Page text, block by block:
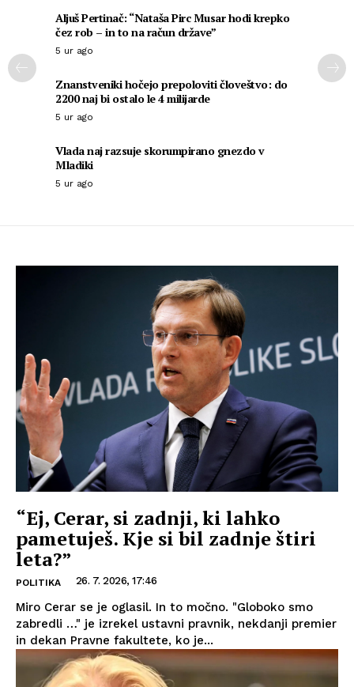
Aljuš Pertinač: “Nataša Pirc Musar hodi krepko
čez rob – in to na račun države”
5 ur ago
Znanstveniki hočejo prepoloviti človeštvo: do
2200 naj bi ostalo le 4 milijarde
5 ur ago
Vlada naj razsuje skorumpirano gnezdo v
Mladiki
5 ur ago
“Ej, Cerar, si zadnji, ki lahko
pametuješ. Kje si bil zadnje štiri
leta?”
POLITIKA 26. 7. 2026, 17:46
Miro Cerar se je oglasil. In to močno. "Globoko smo
zabredli …" je izrekel ustavni pravnik, nekdanji premier
in dekan Pravne fakultete, ko je...